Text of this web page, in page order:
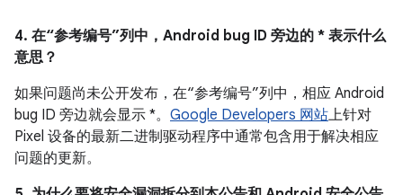
4. 在“参考编号”列中，Android bug ID 旁边的 * 表示什么
意思？
如果问题尚未公开发布，在“参考编号”列中，相应 Android
bug ID 旁边就会显示 *。 Google Developers 网站上针对
Pixel 设备的最新二进制驱动程序中通常包含用于解决相应
问题的更新。